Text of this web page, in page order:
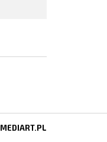
MEDIART.PL